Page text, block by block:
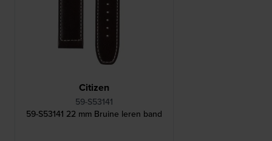
Citizen
59-S53141
59-S53141 22 mm Bruine leren band